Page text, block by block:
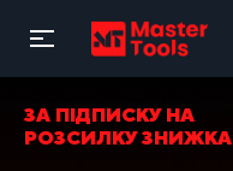
ЗА ПІДПИСКУ НА
РОЗСИЛКУ ЗНИЖКА